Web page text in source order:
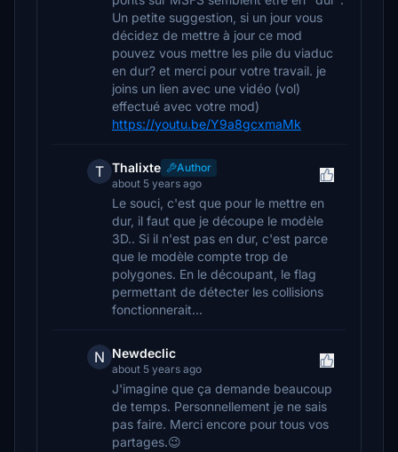
Un petite suggestion, si un jour vous
décidez de mettre à jour ce mod
pouvez vous mettre les pile du viaduc
en dur? et merci pour votre travail. je
joins un lien avec une vidéo (vol)
effectué avec votre mod)
https://youtu.be/Y9a8gcxmaMk
T Thalixte
Author
about 5 years ago
Le souci, c'est que pour le mettre en
dur, il faut que je découpe le modèle
3D.. Si il n'est pas en dur, c'est parce
que le modèle compte trop de
polygones. En le découpant, le flag
permettant de détecter les collisions
fonctionnerait...
N Newdeclic
about 5 years ago
J'imagine que ça demande beaucoup
de temps. Personnellement je ne sais
pas faire. Merci encore pour tous vos
partages.😉